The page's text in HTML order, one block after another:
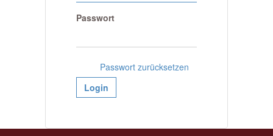
Passwort
Passwort zurücksetzen
Login